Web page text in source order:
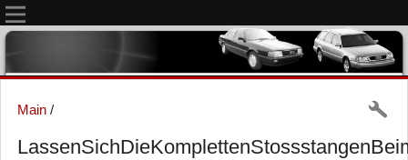
Main /